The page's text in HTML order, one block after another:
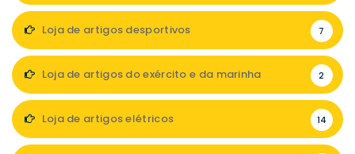
Loja de artigos desportivos 7
Loja de artigos do exército e da marinha 2
Loja de artigos elétricos 14